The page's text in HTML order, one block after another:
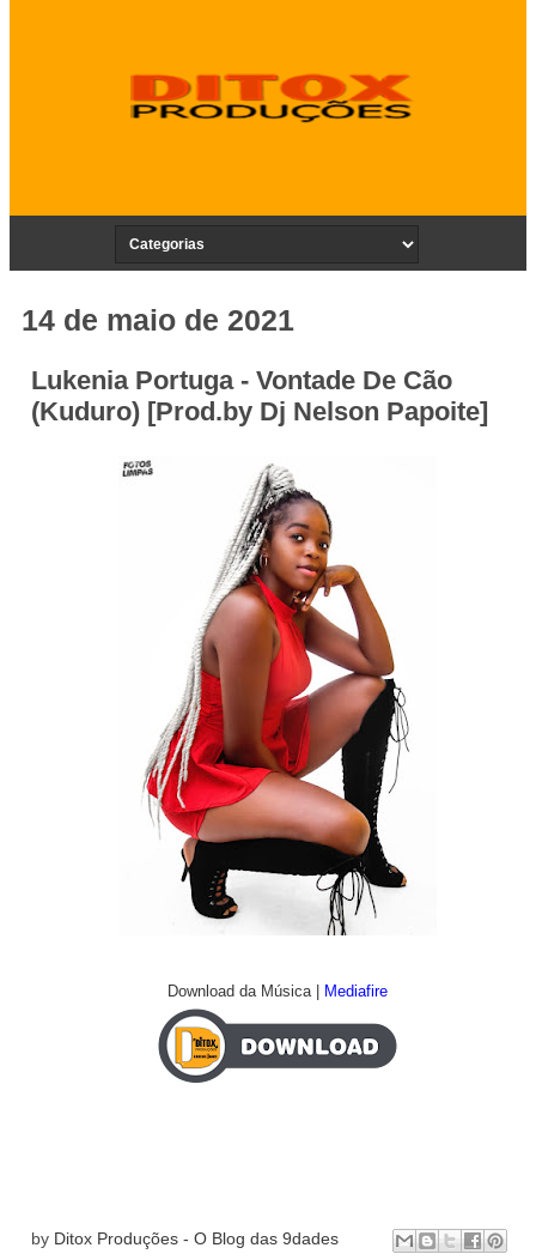
14 de maio de 2021
Lukenia Portuga - Vontade De Cão
(Kuduro) [Prod.by Dj Nelson Papoite]
Download da Música | Mediafire
by Ditox Produções - O Blog das 9dades